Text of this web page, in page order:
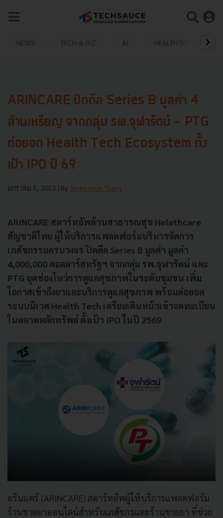
NEWS TECH & BIZ AI HEALTHTECH
ARINCARE ปิดดีล Series B มูลค่า 4
ล้านเหรียญ จากกลุ่ม รพ.จุฬารัตน์ - PTG
ต่อยอด Health Tech Ecosystem ตั้ง
เป้า IPO ปี 69
มกราคม 5, 2023 | By Techsauce Team
ARINCARE สตาร์ทอัพด้านสาธารณสุข Helathcare
สัญชาติไทย ผู้ให้บริการแพลตฟอร์มบริหารจัดการ
เภสัชกรรมครบวงจร ปิดดีล Series B มูลค่า มูลค่า
4,000,000 ดอลลาร์สหรัฐฯ จากกลุ่ม รพ.จุฬารัตน์ และ
PTG อุดช่องโหว่การดูแลสุขภาพในระดับชุมชน เพิ่ม
โอกาสเข้าถึงยาและบริการดูแลสุขภาพ พร้อมต่อยอด
ระบบนิเวศ Health Tech เตรียมเดินหน้าเข้าจดทะเบียน
ในตลาดหลักทรัพย์ ตั้งเป้า IPO ในปี 2569
อรินแคร์ (ARINCARE) สตาร์ทอัพผู้ให้บริการแพลตฟอร์ม
ร้านขายยาออนไลน์สำหรับเภสัชกรและร้านขายยา ที่ช่วย